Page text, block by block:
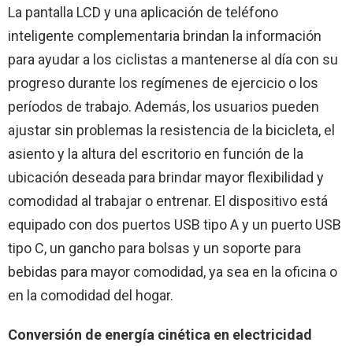
La pantalla LCD y una aplicación de teléfono
inteligente complementaria brindan la información
para ayudar a los ciclistas a mantenerse al día con su
progreso durante los regímenes de ejercicio o los
períodos de trabajo. Además, los usuarios pueden
ajustar sin problemas la resistencia de la bicicleta, el
asiento y la altura del escritorio en función de la
ubicación deseada para brindar mayor flexibilidad y
comodidad al trabajar o entrenar. El dispositivo está
equipado con dos puertos USB tipo A y un puerto USB
tipo C, un gancho para bolsas y un soporte para
bebidas para mayor comodidad, ya sea en la oficina o
en la comodidad del hogar.
Conversión de energía cinética en electricidad